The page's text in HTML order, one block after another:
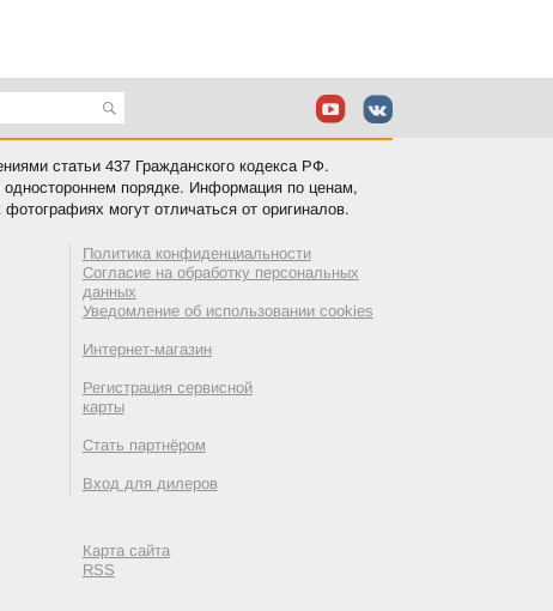
статьи 437 Гражданского кодекса РФ.
порядке. Информация по ценам,
могут отличаться от оригиналов.
Политика конфиденциальности
Согласие на обработку персональных
данных
Уведомление об использовании cookies
Интернет-магазин
Регистрация сервисной
карты
Стать партнёром
Вход для дилеров
Карта сайта
RSS